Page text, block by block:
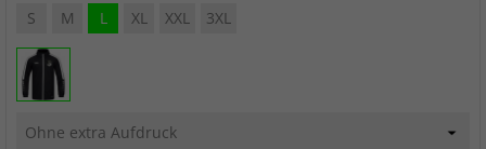
S M L XL XXL 3XL